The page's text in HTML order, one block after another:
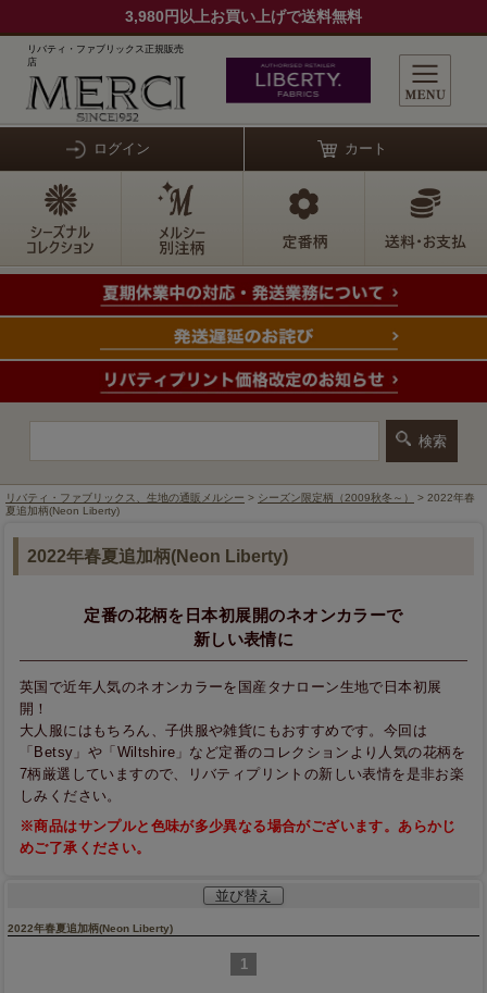
3,980円以上お買い上げで送料無料
リバティ・ファブリックス正規販売
店
ログイン カート
リバティ・ファブリックス、生地の通販メルシー > シーズン限定柄（2009秋冬～）
> 2022年春
夏追加柄(Neon Liberty)
2022年春夏追加柄(Neon Liberty)
定番の花柄を日本初展開のネオンカラーで
新しい表情に
英国で近年人気のネオンカラーを国産タナローン生地で日本初展
開！
大人服にはもちろん、子供服や雑貨にもおすすめです。今回は
「Betsy」や「Wiltshire」など定番のコレクションより人気の花柄を
7柄厳選していますので、リバティプリントの新しい表情を是非お楽
しみください。
※商品はサンプルと色味が多少異なる場合がございます。あらかじ
めご了承ください。
並び替え
2022年春夏追加柄(Neon Liberty)
1